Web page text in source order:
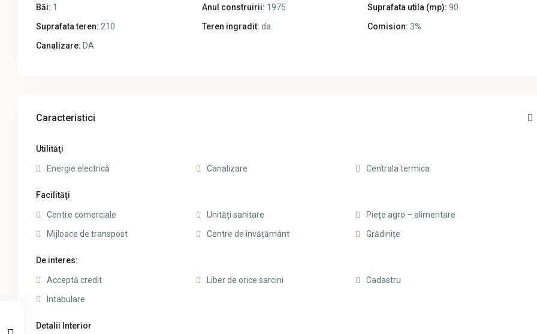
Băi: 1 Anul construirii: 1975 Suprafata utila (mp): 90
Suprafata teren: 210 Teren ingradit: da Comision: 3%
Canalizare: DA
Caracteristici
Utilităţi
Energie electrică Canalizare Centrala termica
Facilităţi
Centre comerciale Unități sanitare
Piețe agro – alimentare
Mijloace de transpost
Centre de învățământ Grădinițe
De interes:
Acceptă credit Liber de orice sarcini
Cadastru
Intabulare
Detalii Interior